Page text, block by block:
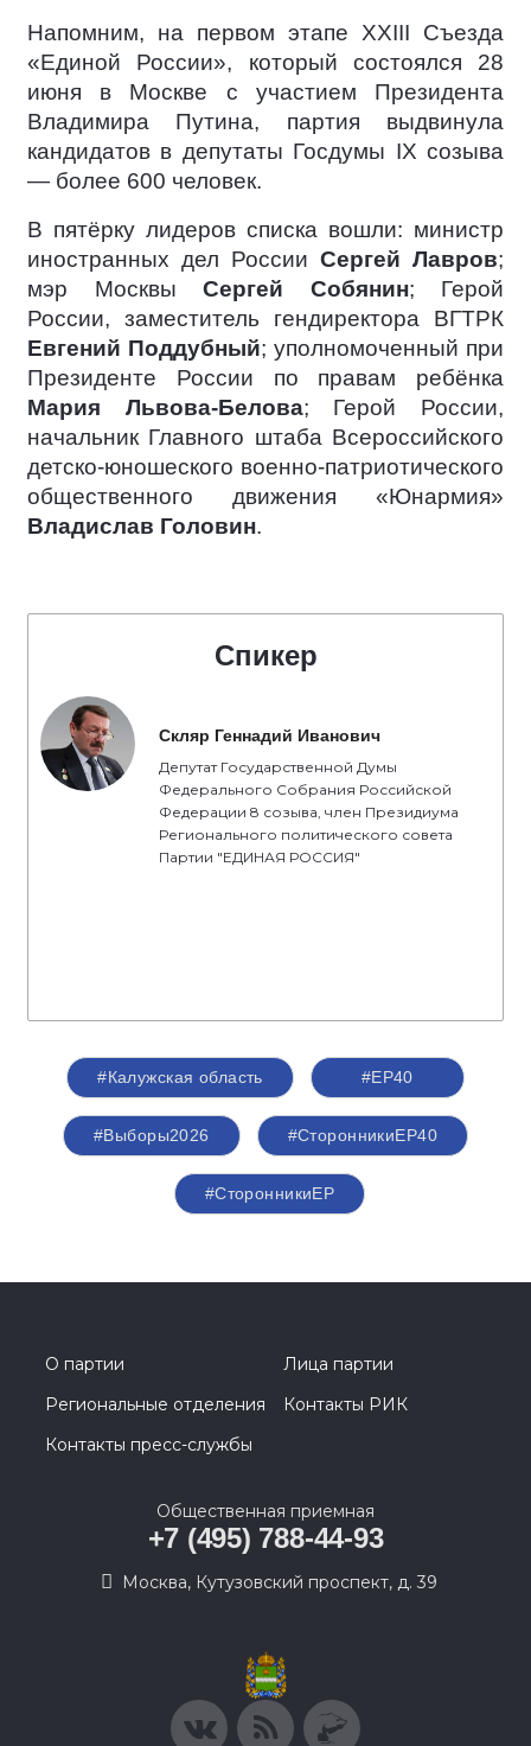
Напомним, на первом этапе XXIII Съезда
«Единой России», который состоялся 28
июня в Москве с участием Президента
Владимира Путина, партия выдвинула
кандидатов в депутаты Госдумы IX созыва
— более 600 человек.
В пятёрку лидеров списка вошли: министр
иностранных дел России Сергей Лавров;
мэр Москвы Сергей Собянин; Герой
России, заместитель гендиректора ВГТРК
Евгений Поддубный; уполномоченный при
Президенте России по правам ребёнка
Мария Львова-Белова; Герой России,
начальник Главного штаба Всероссийского
детско-юношеского военно-патриотического
общественного движения «Юнармия»
Владислав Головин.
Спикер
Скляр Геннадий Иванович
Депутат Государственной Думы
Федерального Собрания Российской
Федерации 8 созыва, член Президиума
Регионального политического совета
Партии "ЕДИНАЯ РОССИЯ"
#Калужская область #ЕР40
#Выборы2026 #СторонникиЕР40
#СторонникиЕР
О партии
Лица партии
Региональные отделения
Контакты РИК
Контакты пресс-службы
Общественная приемная
+7 (495) 788-44-93
Москва, Кутузовский проспект, д. 39